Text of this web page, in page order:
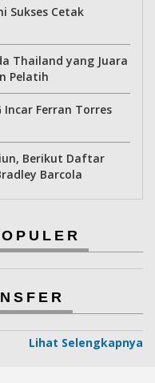
Sukses Cetak
Thailand yang Juara
Pelatih
Incar Ferran Torres
Berikut Daftar
Barcola
Lihat Selengkapnya